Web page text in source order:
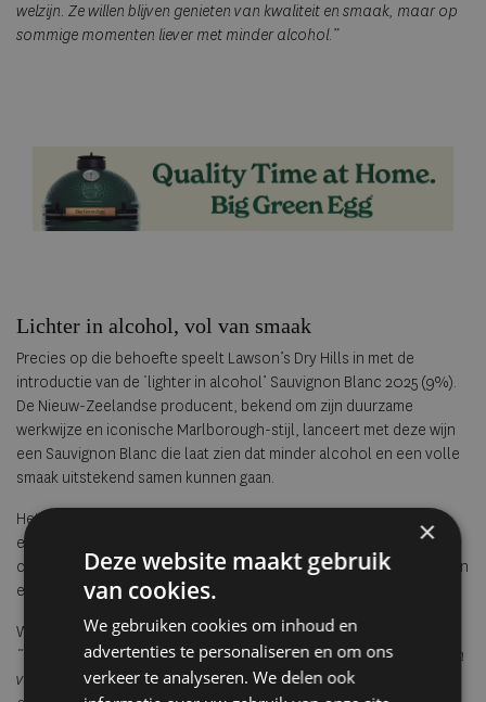
welzijn. Ze willen blijven genieten van kwaliteit en smaak, maar op
sommige momenten liever met minder alcohol.”
Lichter in alcohol, vol van smaak
Precies op die behoefte speelt Lawson’s Dry Hills in met de
introductie van de ‘lighter in alcohol’ Sauvignon Blanc 2025 (9%).
De Nieuw-Zeelandse producent, bekend om zijn duurzame
werkwijze en iconische Marlborough-stijl, lanceert met deze wijn
een Sauvignon Blanc die laat zien dat minder alcohol en een volle
smaak uitstekend samen kunnen gaan.
Het karakter is onmiskenbaar Marlborough: aromatisch, fris en
expressief. Denk aan geuren van passievrucht, groene kruiden en
citrus, gevolgd door een levendig palet met tropisch fruit, appel en
een frisse, knisperende zuurgraad.
Wijnmaker Marcus Wright benadrukt het belang van balans:
“Deze aromatische, smaakvolle wijn heeft alle klassieke kenmerken
van Marlborough Sauvignon Blanc, maar met 30% minder
×
Deze website maakt gebruik
van cookies.
We gebruiken cookies om inhoud en
advertenties te personaliseren en om ons
verkeer te analyseren. We delen ook